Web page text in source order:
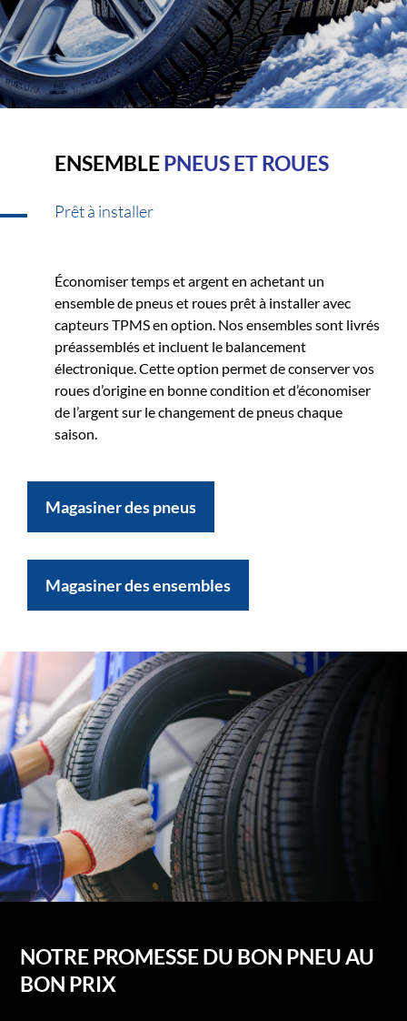
ENSEMBLEPNEUS ET ROUES
Prêt à installer
Économiser temps et argent en achetant un
ensemble de pneus et roues prêt à installer avec
capteurs TPMS en option. Nos ensembles sont livrés
préassemblés et incluent le balancement
électronique. Cette option permet de conserver vos
roues d’origine en bonne condition et d’économiser
de l’argent sur le changement de pneus chaque
saison.
Magasiner des pneus
Magasiner des ensembles
NOTRE PROMESSE DU BON PNEU AU
BON PRIX